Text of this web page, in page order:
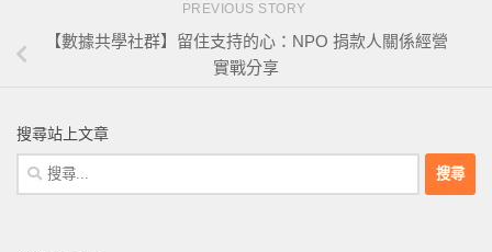
PREVIOUS STORY
【數據共學社群】留住支持的心：NPO 捐款人關係經營
實戰分享
搜尋站上文章
搜
尋